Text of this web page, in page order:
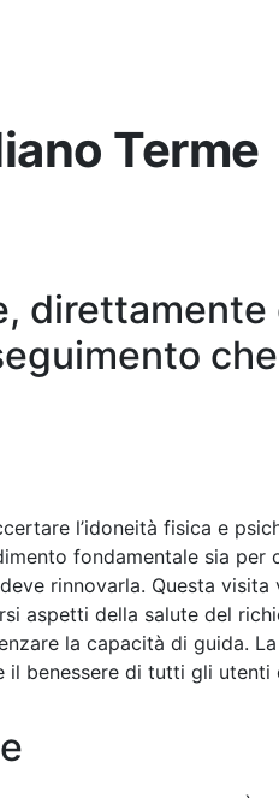
Terme
direttamente
che
l’idoneità fisica e
fondamentale sia per
rinnovarla. Questa visita
aspetti della salute del
la capacità di guida.
benessere di tutti gli utenti